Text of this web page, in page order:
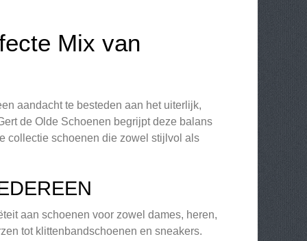
Mix van
aandacht te besteden aan het uiterlijk,
de Olde Schoenen begrijpt deze balans
collectie schoenen die zowel stijlvol als
aan schoenen voor zowel dames, heren,
tot klittenbandschoenen en sneakers.